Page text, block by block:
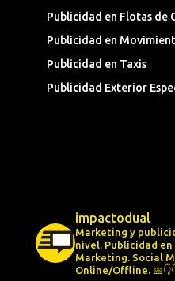
Publicidad en Flotas de
Publicidad en
Publicidad en Taxis
Publicidad Exterior
impactodual
Marketing y
nivel. Publicidad
Marketing. Social
Online/Offline.